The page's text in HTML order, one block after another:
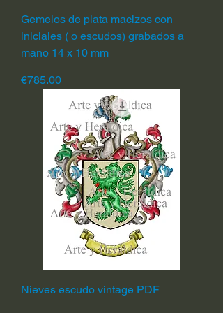
Gemelos de plata macizos con
iniciales ( o escudos) grabados a
mano 14 x 10 mm
Price
€785.00
Nieves escudo vintage PDF